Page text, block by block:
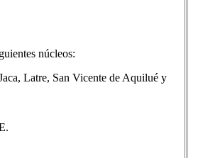
núcleos:
Latre, San Vicente de Aquilué y